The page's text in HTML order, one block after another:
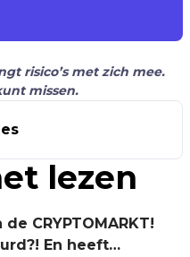
risico’s met zich mee.
missen.
lezen
de CRYPTOMARKT!
En heeft